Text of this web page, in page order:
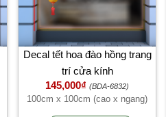
Decal tết hoa đào hồng trang
trí cửa kính
145,000₫ (BDA-6832)
100cm x 100cm (cao x ngang)